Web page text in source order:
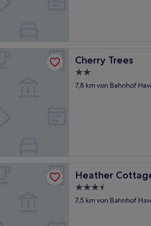
Cherry Trees
Cherry Trees
2.0-
Sterne-
7,8 km von Bahnhof
Heather
Heather Cottage
3.5-
Sterne-
7,5 km von Bahnhof